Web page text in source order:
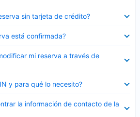
sin tarjeta de crédito?
está confirmada?
mi reserva a través de
y para qué lo necesito?
la información de contacto de la